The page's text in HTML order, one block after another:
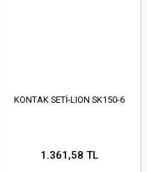
KONTAK SETİ-LION SK150-6
1.361,58 TL